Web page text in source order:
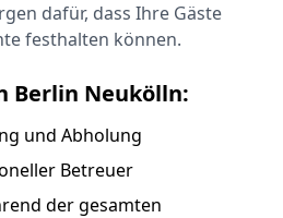
dafür, dass Ihre Gäste
festhalten können.
Berlin Neukölln:
und Abholung
Betreuer
der gesamten